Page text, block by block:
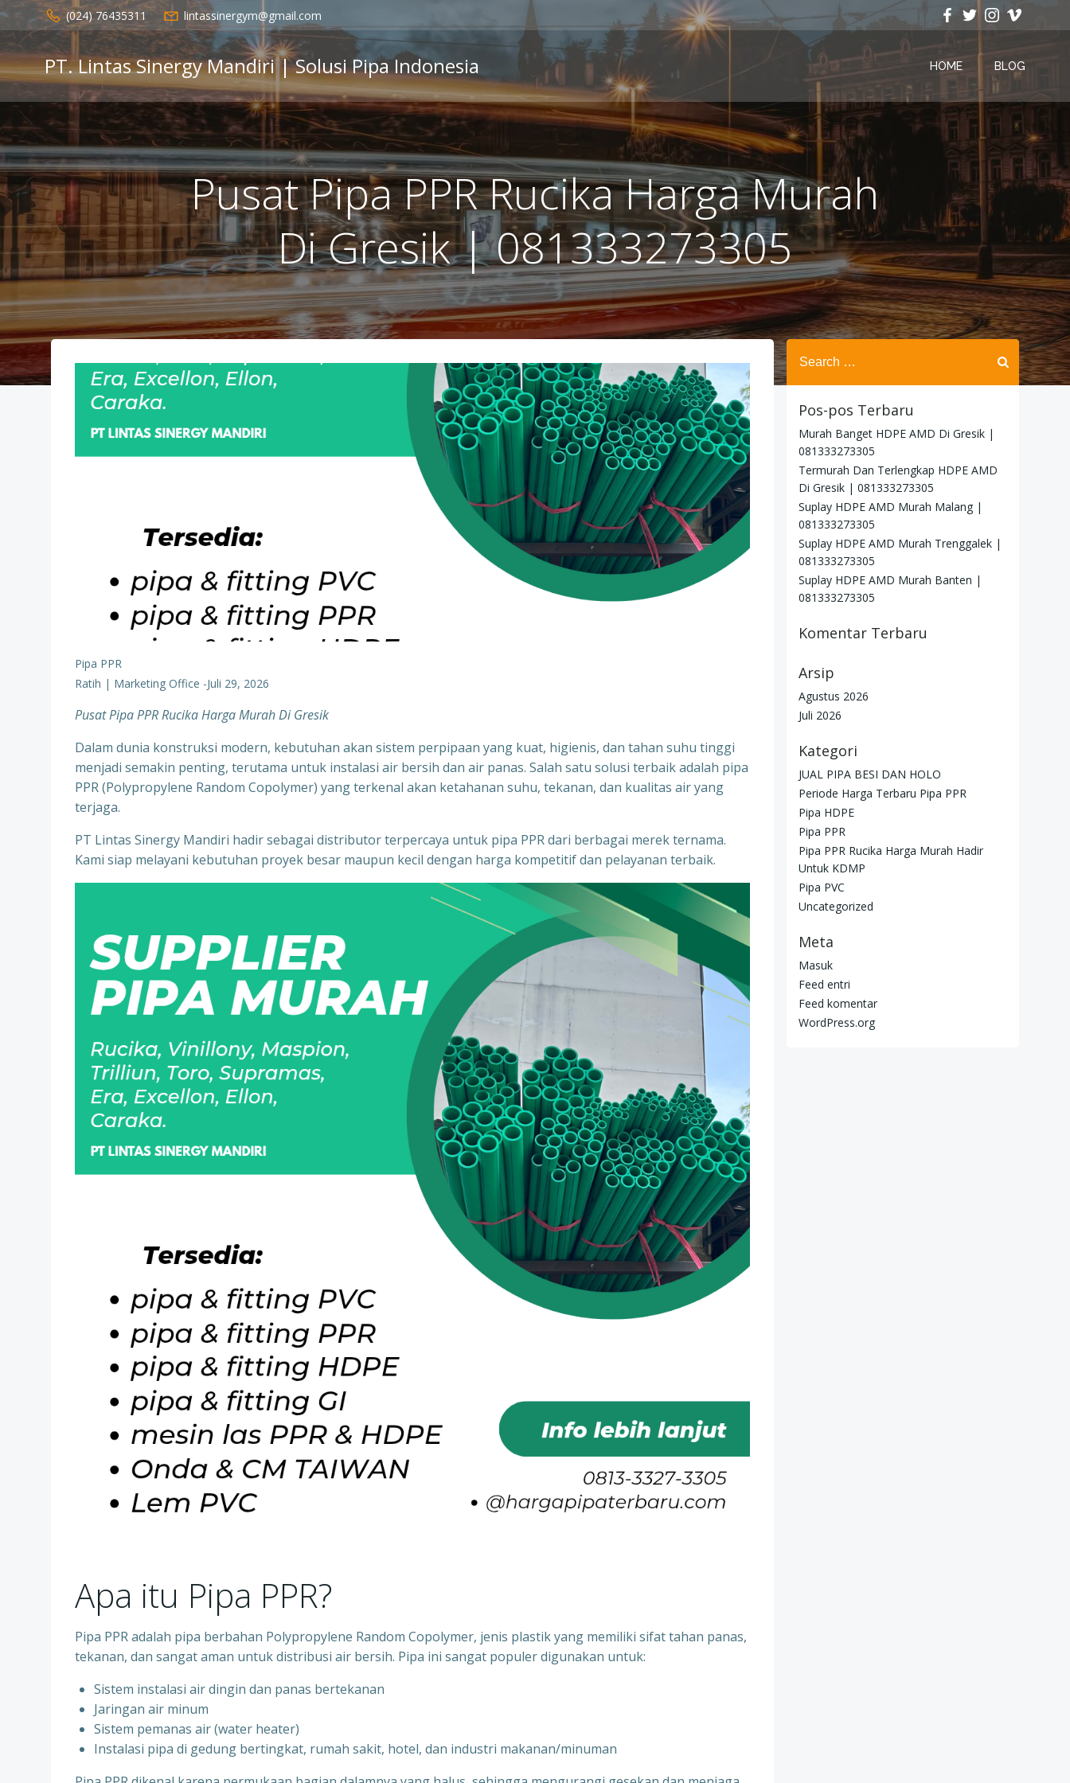
Skip
to
content
(024) 76435311 lintassinergym@gmail.com
PT. Lintas Sinergy Mandiri | Solusi Pipa Indonesia HOME BLOG
Pusat Pipa PPR Rucika Harga Murah
Di Gresik | 081333273305
Pipa PPR
Ratih | Marketing Office -Juli 29, 2026
Pusat Pipa PPR Rucika Harga Murah Di Gresik
Dalam dunia konstruksi modern, kebutuhan akan sistem perpipaan yang kuat, higienis, dan tahan suhu tinggi
menjadi semakin penting, terutama untuk instalasi air bersih dan air panas. Salah satu solusi terbaik adalah pipa
PPR (Polypropylene Random Copolymer) yang terkenal akan ketahanan suhu, tekanan, dan kualitas air yang
terjaga.
PT Lintas Sinergy Mandiri hadir sebagai distributor terpercaya untuk pipa PPR dari berbagai merek ternama.
Kami siap melayani kebutuhan proyek besar maupun kecil dengan harga kompetitif dan pelayanan terbaik.
Apa itu Pipa PPR?
Pipa PPR adalah pipa berbahan Polypropylene Random Copolymer, jenis plastik yang memiliki sifat tahan panas,
tekanan, dan sangat aman untuk distribusi air bersih. Pipa ini sangat populer digunakan untuk:
Sistem instalasi air dingin dan panas bertekanan
⁠Jaringan air minum
⁠Sistem pemanas air (water heater)
⁠Instalasi pipa di gedung bertingkat, rumah sakit, hotel, dan industri makanan/minuman
Search
for:
Pos-pos Terbaru
Murah Banget HDPE AMD Di Gresik |
081333273305
Termurah Dan Terlengkap HDPE AMD
Di Gresik | 081333273305
Suplay HDPE AMD Murah Malang |
081333273305
Suplay HDPE AMD Murah Trenggalek |
081333273305
Suplay HDPE AMD Murah Banten |
081333273305
Komentar Terbaru
Arsip
Agustus 2026
Juli 2026
Kategori
JUAL PIPA BESI DAN HOLO
Periode Harga Terbaru Pipa PPR
Pipa HDPE
Pipa PPR
Pipa PPR Rucika Harga Murah Hadir
Untuk KDMP
Pipa PVC
Uncategorized
Meta
Masuk
Feed entri
Feed komentar
WordPress.org